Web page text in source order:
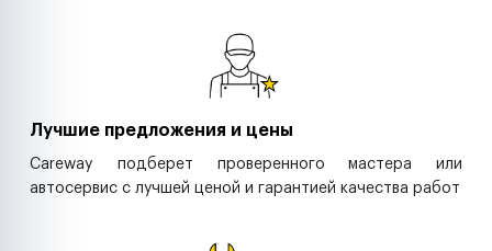
Лучшие предложения и цены
Careway подберет проверенного мастера или
автосервис с лучшей ценой и гарантией качества работ